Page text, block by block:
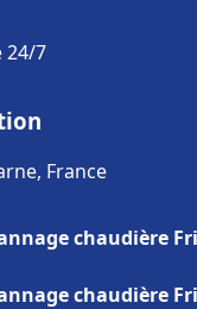
24/7
France
chaudière
chaudière